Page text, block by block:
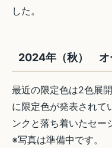
した。
2024年（秋） オ
最近の限定色は2色展
に限定色が発表されて
ンクと落ち着いたセー
※写真は準備中です。